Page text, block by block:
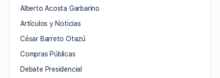
Alberto Acosta Garbarino
Artículos y Noticias
César Barreto Otazú
Compras Públicas
Debate Presidencial